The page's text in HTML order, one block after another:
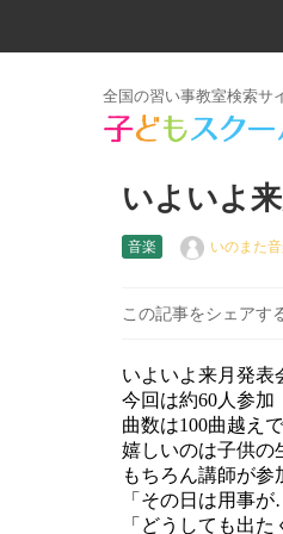
全国の習い事教室検索サ
いよいよ
音楽 いのまた
この記事をシェアす
いよいよ来月発表
今回は約60人参加
曲数は100曲越えで
嬉しいのは子供の
もちろん講師が参
「その日は用事が
「どうしても出